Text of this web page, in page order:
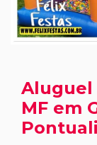
Aluguel
MF em